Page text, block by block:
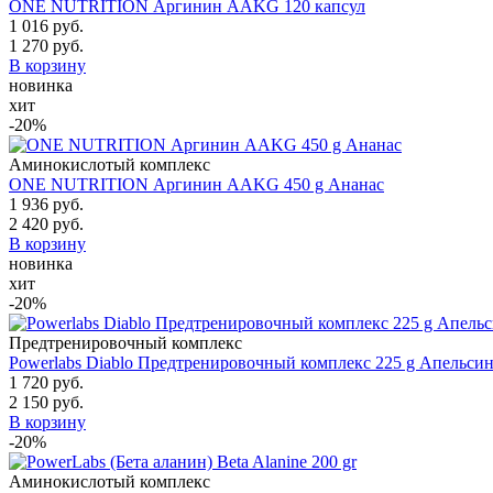
ONE NUTRITION Аргинин AAKG 120 капсул
1 016 руб.
1 270 руб.
В корзину
новинка
хит
-20%
Аминокислотый комплекс
ONE NUTRITION Аргинин AAKG 450 g Ананас
1 936 руб.
2 420 руб.
В корзину
новинка
хит
-20%
Предтренировочный комплекс
Powerlabs Diablo Предтренировочный комплекс 225 g Апельсин
1 720 руб.
2 150 руб.
В корзину
-20%
Аминокислотый комплекс